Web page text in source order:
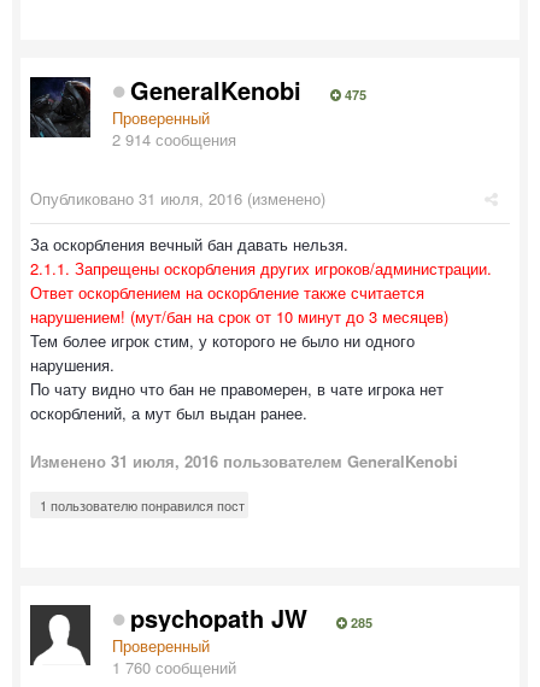
GeneralKenobi 475
Проверенный
2 914 сообщения
Опубликовано 31 июля, 2016 (изменено)
За оскорбления вечный бан давать нельзя.
2.1.1. Запрещены оскорбления других игроков/администрации.
Ответ оскорблением на оскорбление также считается
нарушением! (мут/бан на срок от 10 минут до 3 месяцев)
Тем более игрок стим, у которого не было ни одного
нарушения.
По чату видно что бан не правомерен, в чате игрока нет
оскорблений, а мут был выдан ранее.
Изменено 31 июля, 2016 пользователем GeneralKenobi
1 пользователю понравился пост
psychopath JW 285
Проверенный
1 760 сообщений